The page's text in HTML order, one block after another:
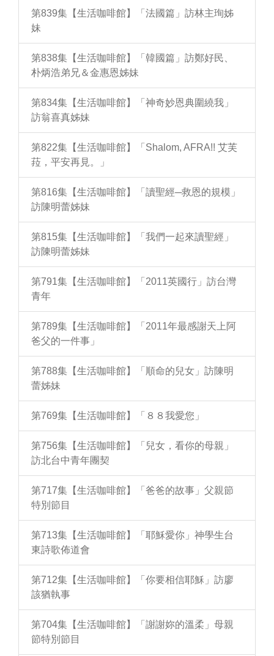
第839集【生活咖啡館】「法國篇」訪林主珣姊
妹
第838集【生活咖啡館】「韓國篇」訪鄭好民、
朴炳浩弟兄＆金惠恩姊妹
第834集【生活咖啡館】「神奇妙恩典圍繞我」
訪翁喜真姊妹
第822集【生活咖啡館】「Shalom, AFRA!! 艾芙
菈，平安再見。」
第816集【生活咖啡館】「讀聖經─救恩的規模」
訪陳明蕾姊妹
第815集【生活咖啡館】「我們一起來讀聖經」
訪陳明蕾姊妹
第791集【生活咖啡館】「2011英國行」訪台灣
青年
第789集【生活咖啡館】「2011年最感謝天上阿
爸父的一件事」
第788集【生活咖啡館】「順命的兒女」訪陳明
蕾姊妹
第769集【生活咖啡館】「８８我愛您」
第756集【生活咖啡館】「兒女，看你的母親」
訪北台中青年團契
第717集【生活咖啡館】「爸爸的故事」父親節
特別節目
第713集【生活咖啡館】「耶穌愛你」神學生台
東詩歌佈道會
第712集【生活咖啡館】「你要相信耶穌」訪廖
該猶執事
第704集【生活咖啡館】「謝謝妳的溫柔」母親
節特別節目